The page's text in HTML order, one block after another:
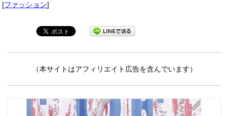
[ファッション]
（本サイトはアフィリエイト広告を含んでいます）